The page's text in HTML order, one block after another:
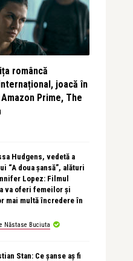
româncă
joacă în
Prime, The
Hudgens, vedetă a
“A doua șansă”, alături
Lopez: Filmul
va oferi femeilor și
mai multă încredere în
Năstase Buciuta
Stan: Ce șanse aș fi